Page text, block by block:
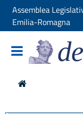
Assemblea
Emilia-Romagna